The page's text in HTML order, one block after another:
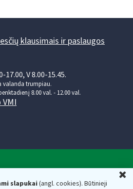
slapukai(angl. cookies). Būtinieji
klausimais ir paslaugos
17.00, V 8.00-15.45.
valanda trumpiau.
8.00 val. - 12.00 val.
VMI
inspekcija prie Lietuvos
ministerijos